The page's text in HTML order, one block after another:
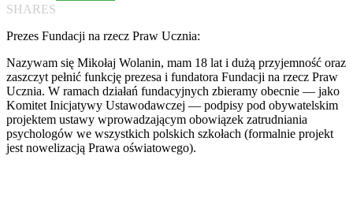
SHARES
Prezes Fundacji na rzecz Praw Ucznia:
Nazywam się Mikołaj Wolanin, mam 18 lat i dużą przyjemność oraz
zaszczyt pełnić funkcję prezesa i fundatora Fundacji na rzecz Praw
Ucznia. W ramach działań fundacyjnych zbieramy obecnie — jako
Komitet Inicjatywy Ustawodawczej — podpisy pod obywatelskim
projektem ustawy wprowadzającym obowiązek zatrudniania
psychologów we wszystkich polskich szkołach (formalnie projekt
jest nowelizacją Prawa oświatowego).